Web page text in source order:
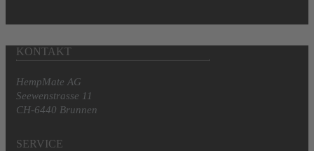
KONTAKT
HempMate AG
Seewenstrasse 11
CH-6440 Brunnen
SERVICE